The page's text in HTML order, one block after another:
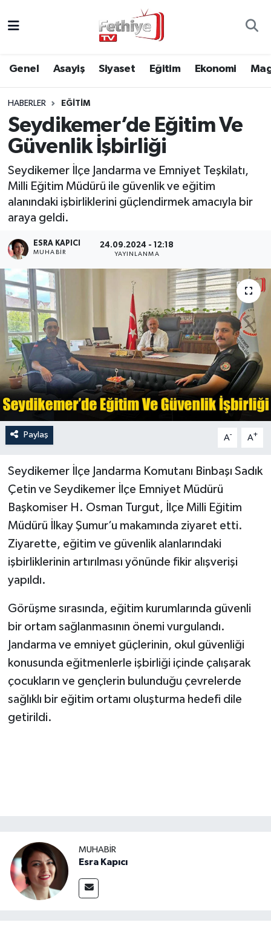
Genel Asayiş Siyaset Eğitim Ekonomi
HABERLER EĞITIM
Seydikemer’de Eğitim Ve
Güvenlik İşbirliği
Seydikemer İlçe Jandarma ve Emniyet Teşkilatı,
Milli Eğitim Müdürü ile güvenlik ve eğitim
alanındaki işbirliklerini güçlendirmek amacıyla bir
araya geldi.
ESRA KAPICI
MUHABİR
24.09.2024 - 12:18
YAYINLANMA
Paylaş A- A+
Seydikemer İlçe Jandarma Komutanı Binbaşı Sadık
Çetin ve Seydikemer İlçe Emniyet Müdürü
Başkomiser H. Osman Turgut, İlçe Milli Eğitim
Müdürü İlkay Şumur’u makamında ziyaret etti.
Ziyarette, eğitim ve güvenlik alanlarındaki
işbirliklerinin artırılması yönünde fikir alışverişi
yapıldı.
Görüşme sırasında, eğitim kurumlarında güvenli
bir ortam sağlanmasının önemi vurgulandı.
Jandarma ve emniyet güçlerinin, okul güvenliği
konusunda eğitmenlerle işbirliği içinde çalışarak
çocukların ve gençlerin bulunduğu çevrelerde
sağlıklı bir eğitim ortamı oluşturma hedefi dile
getirildi.
MUHABİR
Esra Kapıcı
Asayiş
Eğitim
Ekonomi
Kültür
Turizm
Muğla Hava Durumu
Muğla Namaz Vakitleri
Muğla Trafik Yoğunluk Haritası
Süper Lig Puan Durumu ve Fikstür
Tüm Manşetler